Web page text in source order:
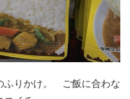
ふりかけ。 ご飯に合わな